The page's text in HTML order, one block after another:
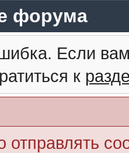
форума
Если
к
отправлять